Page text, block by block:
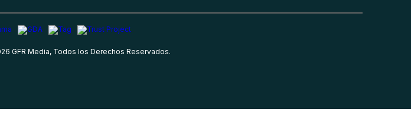
GFR Media, Todos los Derechos Reservados.